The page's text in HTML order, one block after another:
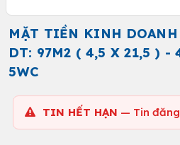
MẶT TIỀN KINH
DT: 97M2 ( 4,5 X 21,5 ) -
5WC
TIN HẾT HẠN — Tin